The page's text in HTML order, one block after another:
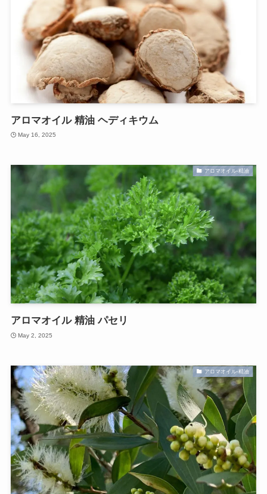
アロマオイル 精油 ヘディキウム
May 16, 2025
アロマオイル-精油
アロマオイル 精油 パセリ
May 2, 2025
アロマオイル-精油